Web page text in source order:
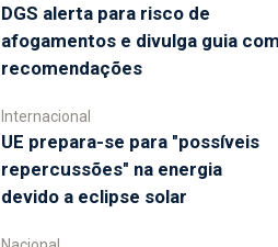
DGS alerta para risco de
afogamentos e divulga guia
recomendações
Internacional
UE prepara-se para "possíveis
repercussões" na energia
devido a eclipse solar